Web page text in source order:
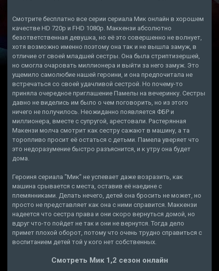
Смотрите бесплатно все серии сериала Мик онлайн в хорошем
качестве HD 720p и FHD 1080p. Маккензи абсолютно
безответственная девушка, но её это совершенно не волнует,
хотя возможно именно поэтому она так и не вышла замуж, в
отличие от своей младшей сестры. Она была стриптизершей,
но смогла очаровать миллионера и выйти за него замуж. Это
ущемило самолюбие нашей героини, и она предпочитала не
встречаться со своей удачливой сестрой. Но почему-то
приняла очередное приглашение Памелы на вечеринку. Сестры
давно не виделись им было о чем поговорить, но из этого
ничего не получилось. Неожиданно появляется ФБР и
миллионера, вместе с супругой, арестовали. Растерянная
Макензи молча смотрит как сестру сажают в машину, а та
торопливо просит её остаться с детьми. Памела уверяет что
это недоразумение быстро разъяснится, и к утру она будет
дома.
Героиня сериала "Мик" не успевает даже возразить, как
машина срывается с места, оставив её наедине с
племянниками. Делать нечего, детей она бросить не может, но
просто не представляет как она с ними справится. Маккензи
надеется что сестра права и они скоро вернуться домой, но
вдруг что-то пойдет не так и они не вернутся. Тогда дело
примет плохой оборот, потому что очень трудно справиться с
воспитанием детей той у кого нет собственных.
Смотреть Мик 1,2 сезон онлайн